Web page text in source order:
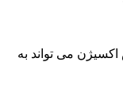
3 دقیقه از دمش اکسیژن می تواند به